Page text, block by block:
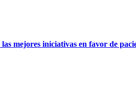
mejores iniciativas en favor de